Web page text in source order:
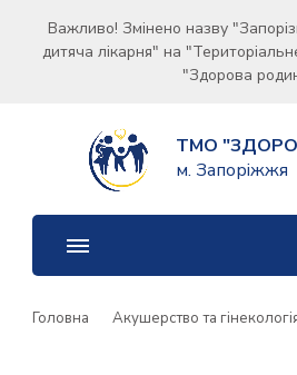
Важливо! Змінено назву
дитяча лікарня" на
"Здорова
ТМО
м. Запоріжжя
Головна Акушерство та